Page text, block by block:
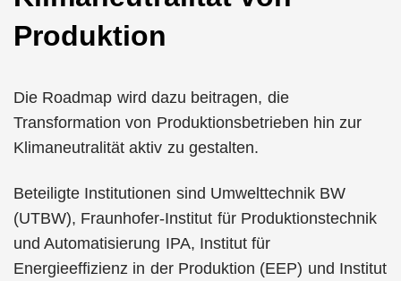
Produktion
Die Roadmap wird dazu beitragen, die
Transformation von Produktionsbetrieben hin zur
Klimaneutralität aktiv zu gestalten.
Beteiligte Institutionen sind Umwelttechnik BW
(UTBW), Fraunhofer-Institut für Produktionstechnik
und Automatisierung IPA, Institut für
Energieeffizienz in der Produktion (EEP) und Institut